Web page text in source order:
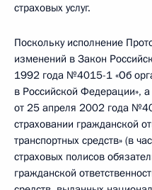
страховых услуг.
Поскольку исполнение
изменений в Закон
1992 года №4015-1 «Об
в Российской Федерации»,
от 25 апреля 2002 года
страховании гражданской
транспортных средств» (в
страховых полисов
гражданской